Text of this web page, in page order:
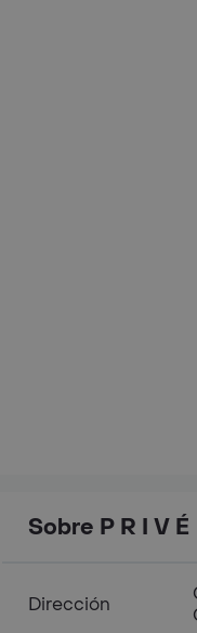
Sobre P R I V É
Dirección